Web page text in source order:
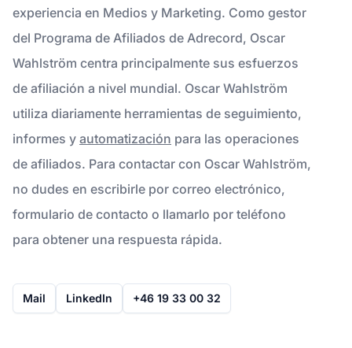
experiencia en Medios y Marketing. Como gestor
del Programa de Afiliados de Adrecord, Oscar
Wahlström centra principalmente sus esfuerzos
de afiliación a nivel mundial. Oscar Wahlström
utiliza diariamente herramientas de seguimiento,
informes y automatización para las operaciones
de afiliados. Para contactar con Oscar Wahlström,
no dudes en escribirle por correo electrónico,
formulario de contacto o llamarlo por teléfono
para obtener una respuesta rápida.
Mail LinkedIn +46 19 33 00 32